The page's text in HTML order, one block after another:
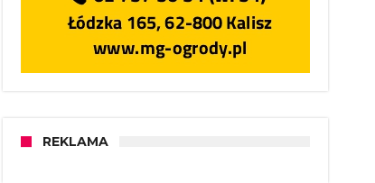
REKLAMA